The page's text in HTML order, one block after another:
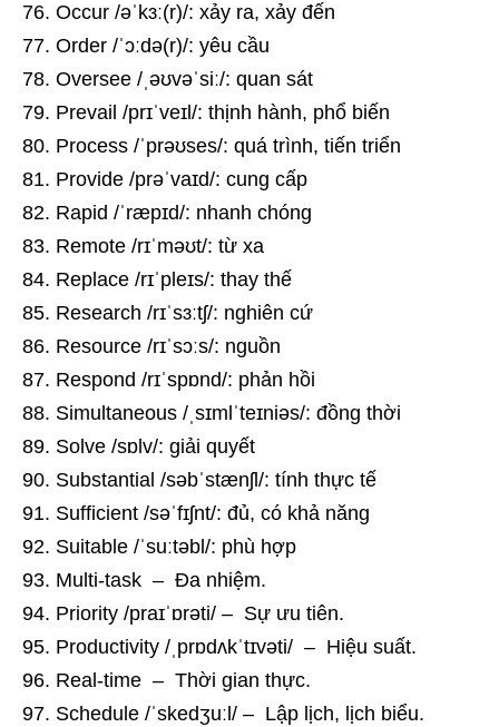
Occur /əˈkɜː(r)/: xảy ra, xảy đến
Order /ˈɔːdə(r)/: yêu cầu
Oversee /ˌəʊvəˈsiː/: quan sát
Prevail /prɪˈveɪl/: thịnh hành, phổ biến
Process /ˈprəʊses/: quá trình, tiến triển
Provide /prəˈvaɪd/: cung cấp
Rapid /ˈræpɪd/: nhanh chóng
Remote /rɪˈməʊt/: từ xa
Replace /rɪˈpleɪs/: thay thế
Research /rɪˈsɜːtʃ/: nghiên cứ
Resource /rɪˈsɔːs/: nguồn
Respond /rɪˈspɒnd/: phản hồi
Simultaneous /ˌsɪmlˈteɪniəs/: đồng thời
Solve /sɒlv/: giải quyết
Substantial /səbˈstænʃl/: tính thực tế
Sufficient /səˈfɪʃnt/: đủ, có khả năng
Suitable /ˈsuːtəbl/: phù hợp
Multi-task – Đa nhiệm.
Priority /praɪˈɒrəti/ – Sự ưu tiên.
Productivity /ˌprɒdʌkˈtɪvəti/ – Hiệu suất.
Real-time – Thời gian thực.
Schedule /ˈskedʒuːl/ – Lập lịch, lịch biểu.